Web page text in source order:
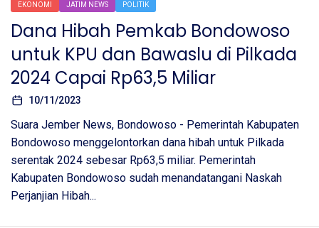
EKONOMI JATIM NEWS POLITIK
Dana Hibah Pemkab Bondowoso
untuk KPU dan Bawaslu di Pilkada
2024 Capai Rp63,5 Miliar
10/11/2023
Suara Jember News, Bondowoso - Pemerintah Kabupaten
Bondowoso menggelontorkan dana hibah untuk Pilkada
serentak 2024 sebesar Rp63,5 miliar. Pemerintah
Kabupaten Bondowoso sudah menandatangani Naskah
Perjanjian Hibah...